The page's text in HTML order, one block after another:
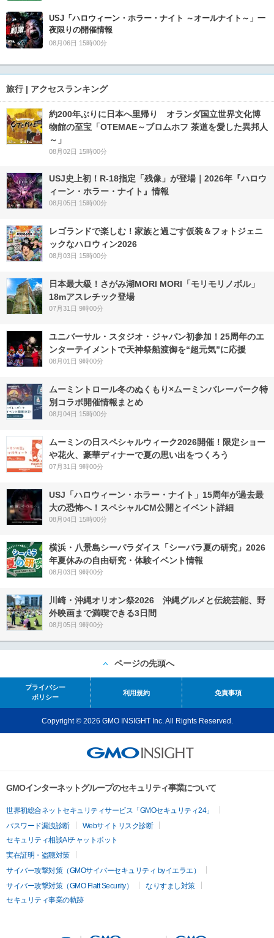
USJ「ハロウィーン・ホラー・ナイト ～オールナイト～」一
夜限りの開催情報
08月06日 15時00分
旅行 | アクセスランキング
約200年ぶりに日本へ里帰り オランダ国立世界文化博
物館の至宝「OTEMAE～ブロムホフ 茶道を愛した異邦人
～」
08月02日 15時00分
USJ史上初！R-18指定「残像」が登場｜2026年『ハロウ
ィーン・ホラー・ナイト』情報
08月05日 15時00分
レゴランドで楽しむ！家族と過ごす仮装＆フォトジェニ
ックなハロウィン2026
08月03日 15時00分
日本最大級！さがみ湖MORI MORI「モリモリノボル」
18mアスレチック登場
07月31日 9時00分
ユニバーサル・スタジオ・ジャパン初参加！25周年のエ
ンターテイメントで天神祭船渡御を“超元気”に応援
08月01日 9時00分
ムーミントロール冬のぬくもり×ムーミンバレーパーク特
別コラボ開催情報まとめ
08月04日 15時00分
ムーミンの日スペシャルウィーク2026開催！限定ショー
や花火、豪華ディナーで夏の思い出をつくろう
07月31日 9時00分
USJ「ハロウィーン・ホラー・ナイト」15周年が過去最
大の恐怖へ！スペシャルCM公開とイベント詳細
08月04日 15時00分
横浜・八景島シーパラダイス「シーパラ夏の研究」2026
年夏休みの自由研究・体験イベント情報
08月03日 9時00分
川崎・沖縄オリオン祭2026 沖縄グルメと伝統芸能、野
外映画まで満喫できる3日間
08月05日 9時00分
ページの先頭へ
プライバシー
ポリシー
利用規約 免責事項
Copyright © 2026 GMO INSIGHT Inc. All Rights Reserved.
GMOインターネットグループのセキュリティ事業について
世界初総合ネットセキュリティサービス「GMOセキュリティ24」
パスワード漏洩診断
Webサイトリスク診断
セキュリティ相談AIチャットボット
実在証明・盗聴対策
サイバー攻撃対策（GMOサイバーセキュリティ byイエラエ）
サイバー攻撃対策（GMO Flatt Security）
なりすまし対策
セキュリティ事業の軌跡